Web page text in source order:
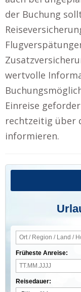
der Buchung
wertvolle
Einreise
rechtzeitig über
informieren.
Früheste Anreise:
Reisedauer: